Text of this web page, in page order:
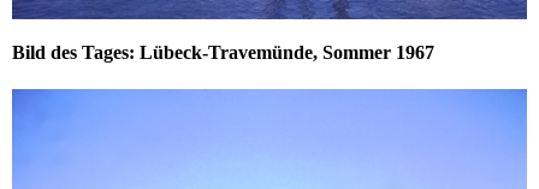
Bild des Tages: Lübeck-Travemünde, Sommer 1967